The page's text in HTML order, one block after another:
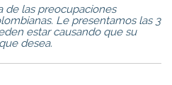
de las preocupaciones
Le presentamos las 3
estar causando que su
desea.